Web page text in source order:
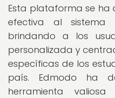
Esta plataforma se
efectiva al sistema
brindando a los
personalizada y
específicas de los
país. Edmodo ha
herramienta